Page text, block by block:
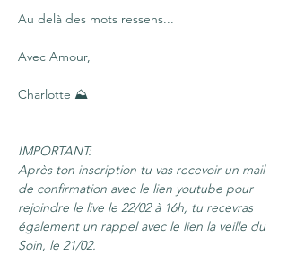
Au delà des mots ressens...
Avec Amour,
Charlotte ⛰️
IMPORTANT:
Après ton inscription tu vas recevoir un mail
de confirmation avec le lien youtube pour
rejoindre le live le 22/02 à 16h, tu recevras
également un rappel avec le lien la veille du
Soin, le 21/02.